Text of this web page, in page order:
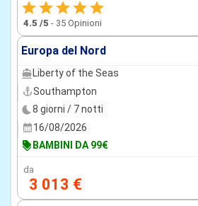
4.5 /5 - 35 Opinioni
Europa del Nord
Liberty of the Seas
Southampton
8 giorni / 7 notti
16/08/2026
BAMBINI DA 99€
da
3 013 €